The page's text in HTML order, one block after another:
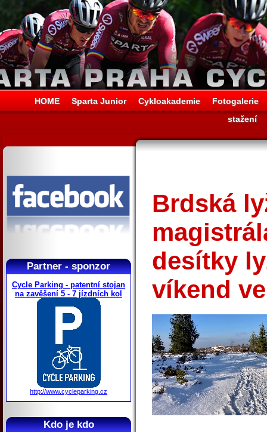
HOME Sparta Junior Cykloakademie
Fotogalerie
stažení
Partner - sponzor
Cycle Parking - patentní stojan
na zavěšení 5 - 7 jízdních kol
http://www.cycleparking.cz
Kdo je kdo
Brdská
desítky
víkend